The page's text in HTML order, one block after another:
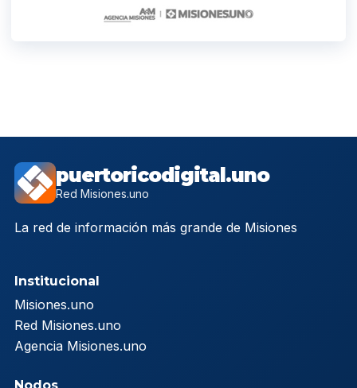
puertoricodigital.uno
Red Misiones.uno
La red de información más grande de Misiones
Institucional
Misiones.uno
Red Misiones.uno
Agencia Misiones.uno